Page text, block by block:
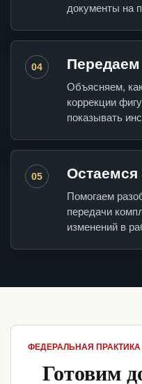
документы на
04
Объясняем,
коррекции
показывать
05 Остаемся
Помогаем
передачи
изменений в
ФЕДЕРАЛЬНАЯ ПРАКТИКА
Готовим